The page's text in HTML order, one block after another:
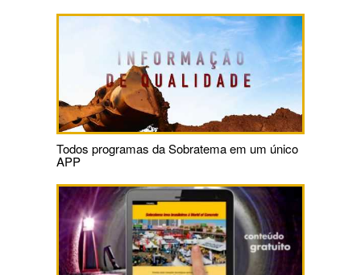
Todos programas da Sobratema em um único
APP